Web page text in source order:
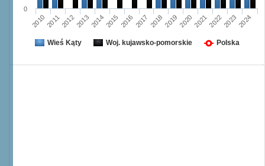
201020112012201320142015 2016 2017 2018201920202021202220232024
0
Wieś Kąty Woj. kujawsko-pomorskie Polska